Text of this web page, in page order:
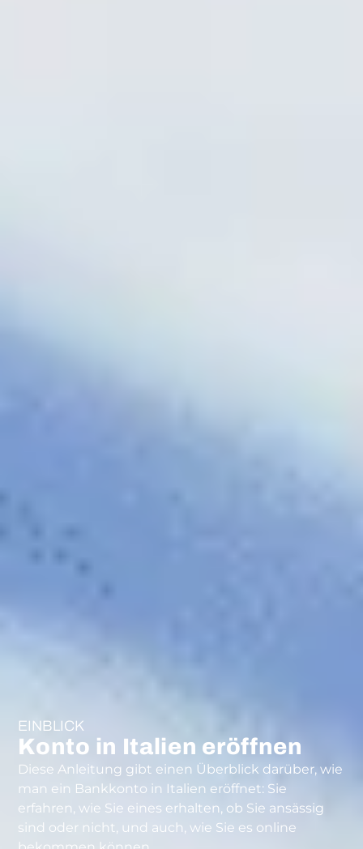
EINBLICK
Konto in Italien eröffnen
Diese Anleitung gibt einen Überblick darüber, wie
man ein Bankkonto in Italien eröffnet: Sie
erfahren, wie Sie eines erhalten, ob Sie ansässig
sind oder nicht, und auch, wie Sie es online